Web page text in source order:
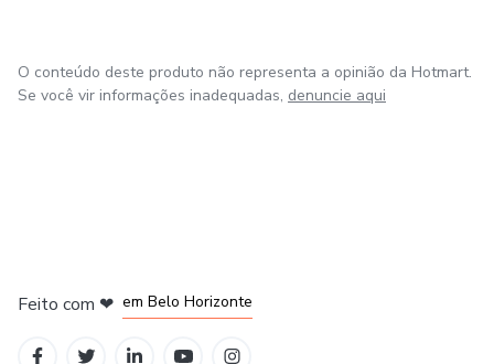
O conteúdo deste produto não representa a opinião da Hotmart.
Se você vir informações inadequadas, denuncie aqui
Feito com ❤ em Belo Horizonte